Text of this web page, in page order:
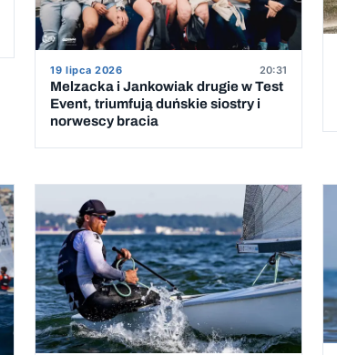
19 lipca 2026 20:31
Melzacka i Jankowiak drugie w Test
Event, triumfują duńskie siostry i
norwescy bracia